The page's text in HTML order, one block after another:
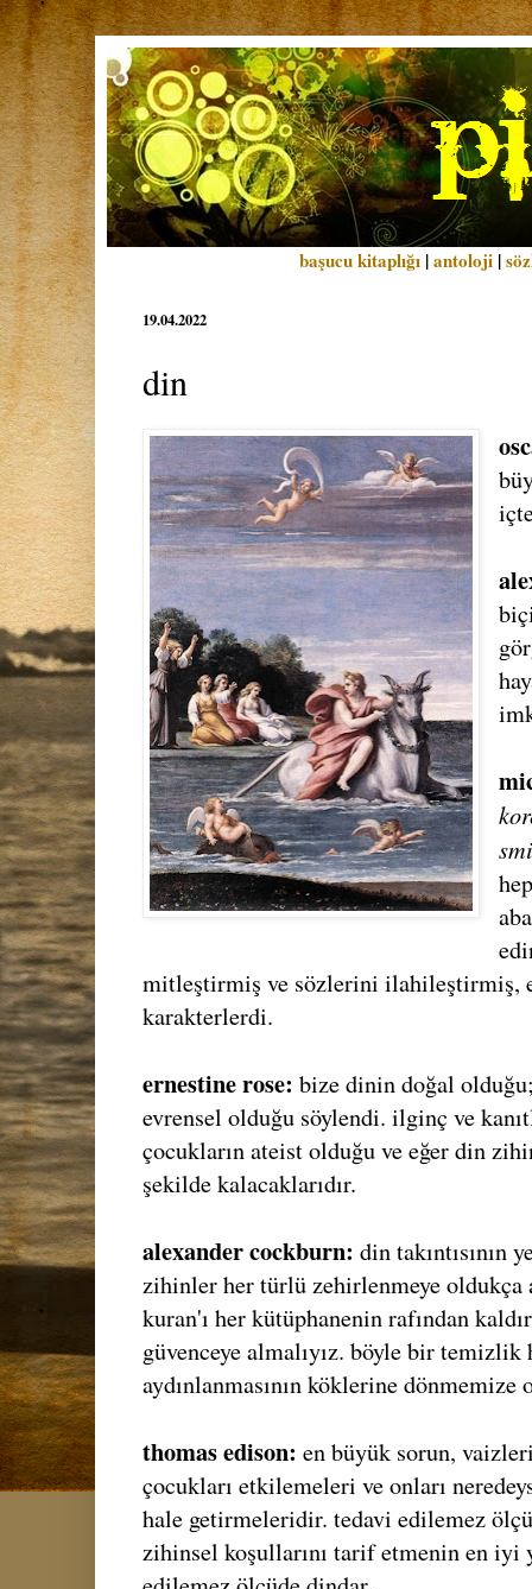
başucu kitaplığı |antoloji |
19.04.2022
din
mitleştirmiş ve sözlerini ilahileştirmiş,
karakterlerdi.
ernestine rose: bize dinin doğal
evrensel olduğu söylendi. ilginç ve
çocukların ateist olduğu ve eğer din
şekilde kalacaklarıdır.
alexander cockburn: din takıntısının
zihinler her türlü zehirlenmeye
kuran'ı her kütüphanenin rafından
güvenceye almalıyız. böyle bir temizlik
aydınlanmasının köklerine dönmemize
thomas edison: en büyük sorun,
çocukları etkilemeleri ve onları
hale getirmeleridir. tedavi edilemez
zihinsel koşullarını tarif etmenin en iyi